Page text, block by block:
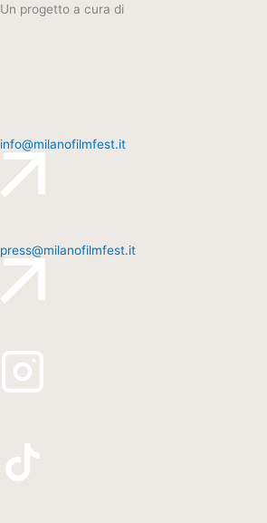
Un progetto a cura di
info@milanofilmfest.it
press@milanofilmfest.it